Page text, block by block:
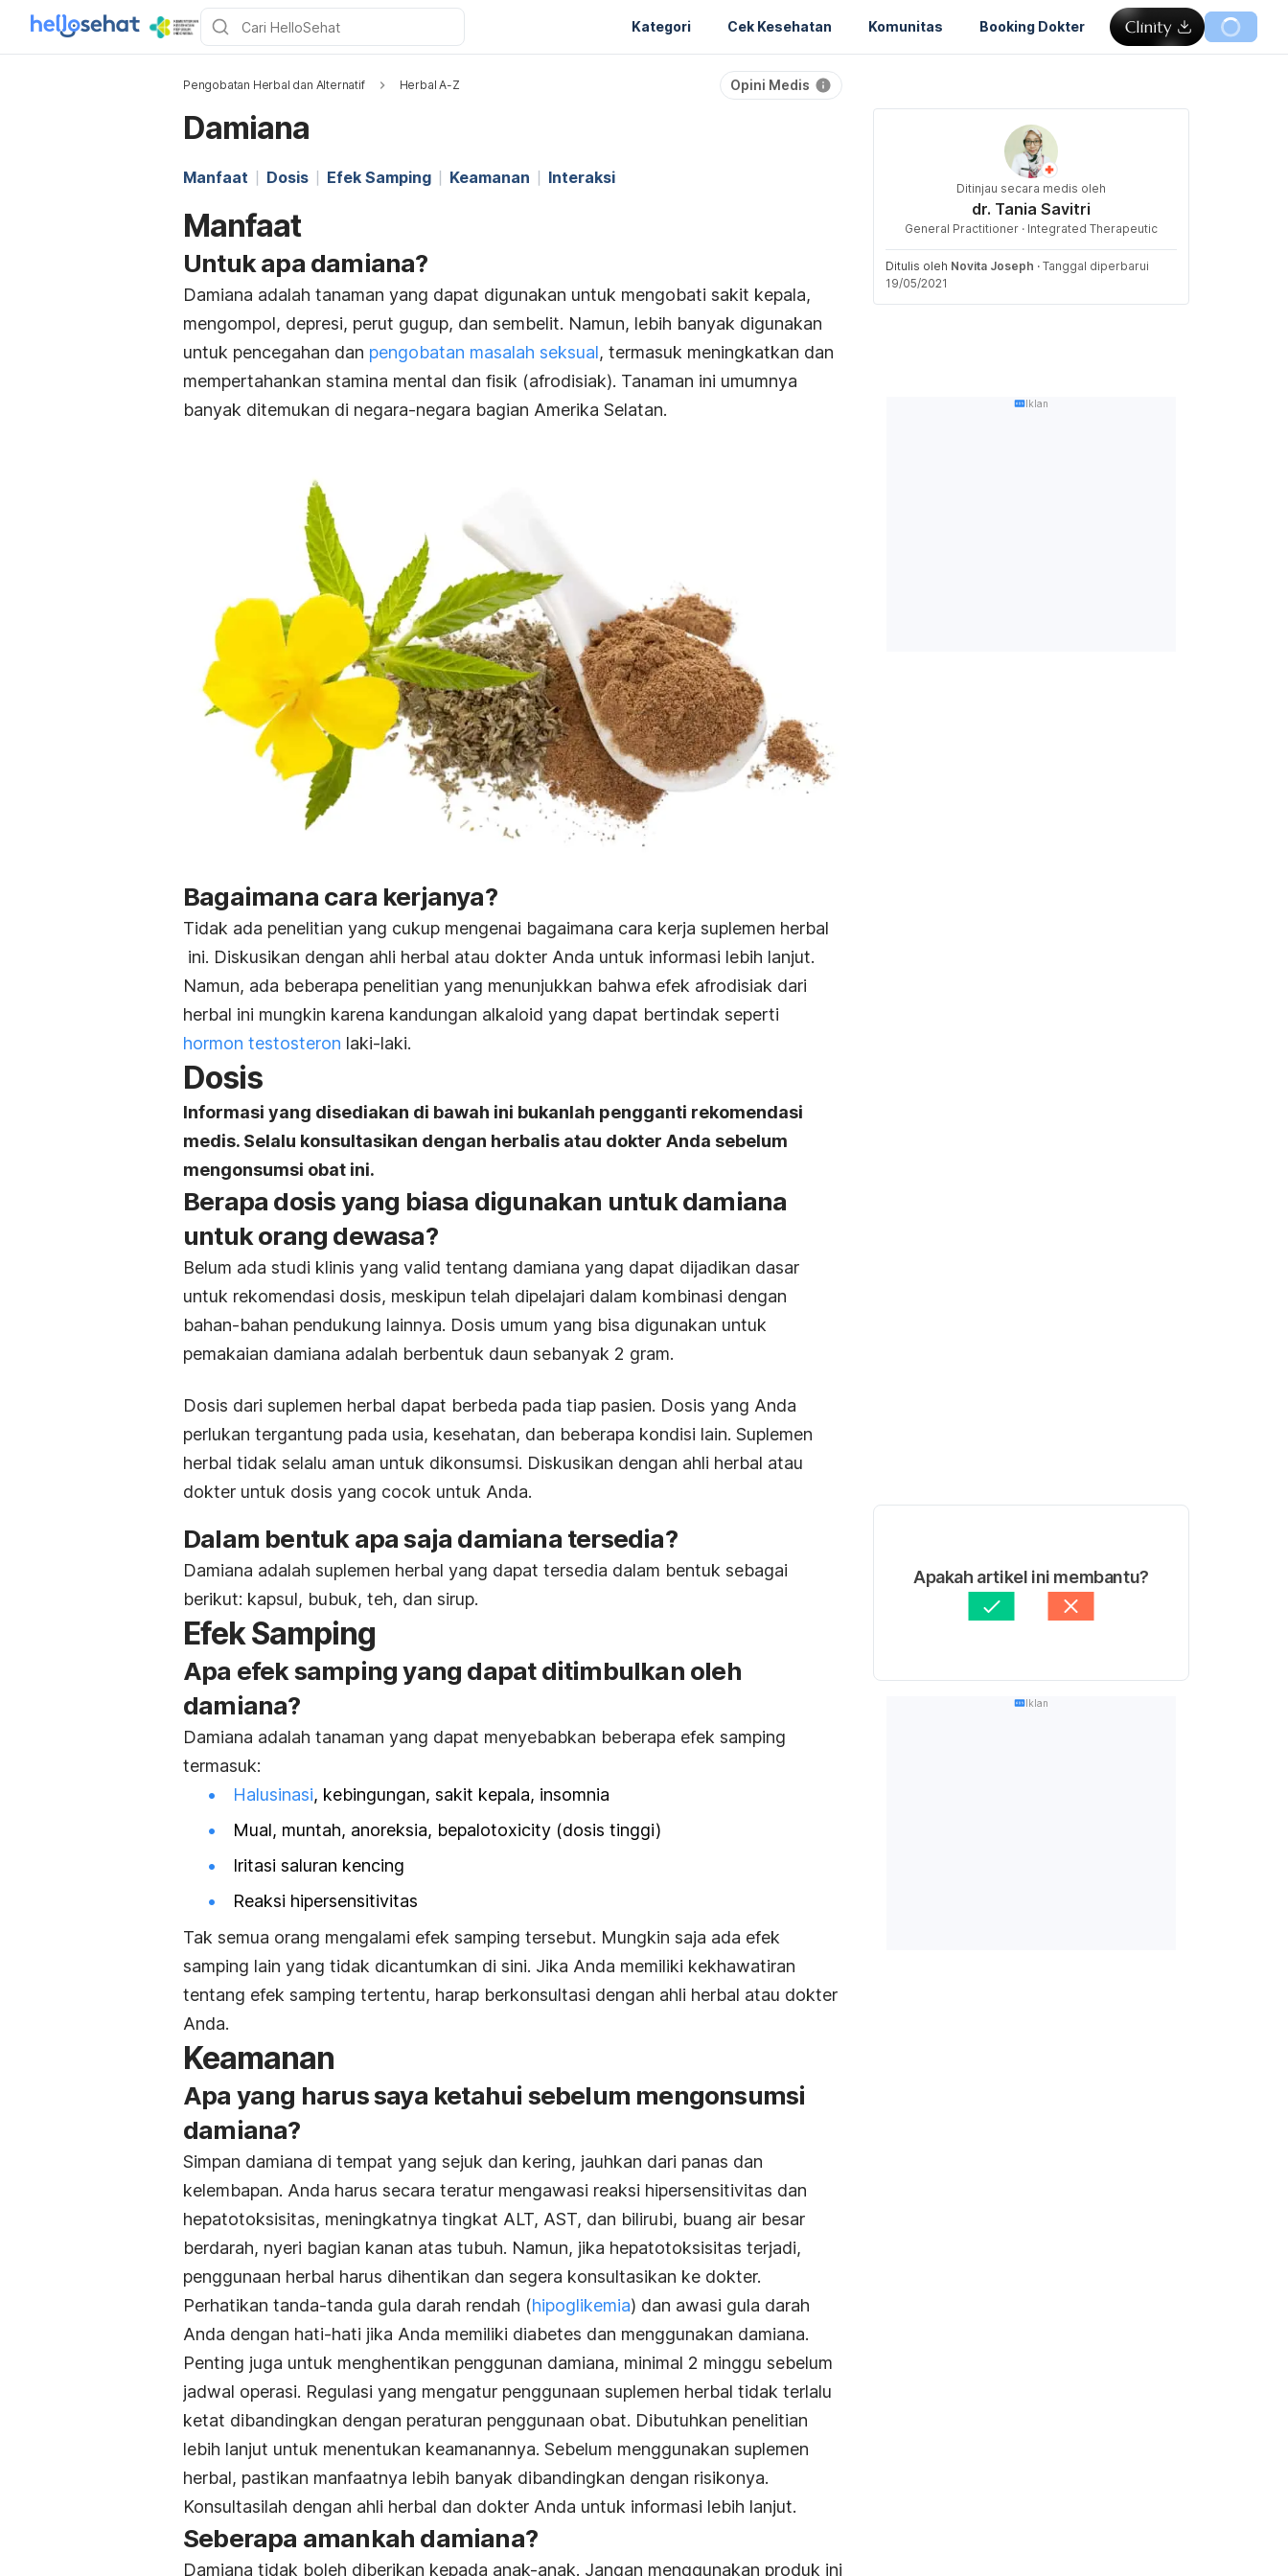
Kategori Cek Kesehatan Komunitas Booking Dokter
Pengobatan Herbal dan Alternatif Herbal A-Z Opini Medis
Damiana
Manfaat Dosis Efek Samping Keamanan Interaksi
Manfaat
Untuk apa damiana?
Damiana adalah tanaman yang dapat digunakan untuk mengobati sakit kepala,
mengompol, depresi, perut gugup, dan sembelit. Namun, lebih banyak digunakan
untuk pencegahan dan pengobatan masalah seksual, termasuk meningkatkan dan
mempertahankan stamina mental dan fisik (afrodisiak). Tanaman ini umumnya
banyak ditemukan di negara-negara bagian Amerika Selatan.
Bagaimana cara kerjanya?
Tidak ada penelitian yang cukup mengenai bagaimana cara kerja suplemen herbal
ini. Diskusikan dengan ahli herbal atau dokter Anda untuk informasi lebih lanjut.
Namun, ada beberapa penelitian yang menunjukkan bahwa efek afrodisiak dari
herbal ini mungkin karena kandungan alkaloid yang dapat bertindak seperti
hormon testosteron laki-laki.
Dosis
Informasi yang disediakan di bawah ini bukanlah pengganti rekomendasi
medis. Selalu konsultasikan dengan herbalis atau dokter Anda sebelum
mengonsumsi obat ini.
Berapa dosis yang biasa digunakan untuk damiana
untuk orang dewasa?
Belum ada studi klinis yang valid tentang damiana yang dapat dijadikan dasar
untuk rekomendasi dosis, meskipun telah dipelajari dalam kombinasi dengan
bahan-bahan pendukung lainnya. Dosis umum yang bisa digunakan untuk
pemakaian damiana adalah berbentuk daun sebanyak 2 gram.
Dosis dari suplemen herbal dapat berbeda pada tiap pasien. Dosis yang Anda
perlukan tergantung pada usia, kesehatan, dan beberapa kondisi lain. Suplemen
herbal tidak selalu aman untuk dikonsumsi. Diskusikan dengan ahli herbal atau
dokter untuk dosis yang cocok untuk Anda.
Dalam bentuk apa saja damiana tersedia?
Damiana adalah suplemen herbal yang dapat tersedia dalam bentuk sebagai
berikut: kapsul, bubuk, teh, dan sirup.
Efek Samping
Apa efek samping yang dapat ditimbulkan oleh
damiana?
Damiana adalah tanaman yang dapat menyebabkan beberapa efek samping
termasuk:
Halusinasi, kebingungan, sakit kepala, insomnia
Mual, muntah, anoreksia, bepalotoxicity (dosis tinggi)
Iritasi saluran kencing
Reaksi hipersensitivitas
Tak semua orang mengalami efek samping tersebut. Mungkin saja ada efek
samping lain yang tidak dicantumkan di sini. Jika Anda memiliki kekhawatiran
tentang efek samping tertentu, harap berkonsultasi dengan ahli herbal atau dokter
Anda.
Keamanan
Apa yang harus saya ketahui sebelum mengonsumsi
damiana?
Simpan damiana di tempat yang sejuk dan kering, jauhkan dari panas dan
kelembapan. Anda harus secara teratur mengawasi reaksi hipersensitivitas dan
hepatotoksisitas, meningkatnya tingkat ALT, AST, dan bilirubi, buang air besar
berdarah, nyeri bagian kanan atas tubuh. Namun, jika hepatotoksisitas terjadi,
penggunaan herbal harus dihentikan dan segera konsultasikan ke dokter.
Perhatikan tanda-tanda gula darah rendah (hipoglikemia) dan awasi gula darah
Anda dengan hati-hati jika Anda memiliki diabetes dan menggunakan damiana.
Penting juga untuk menghentikan penggunan damiana, minimal 2 minggu sebelum
jadwal operasi. Regulasi yang mengatur penggunaan suplemen herbal tidak terlalu
ketat dibandingkan dengan peraturan penggunaan obat. Dibutuhkan penelitian
lebih lanjut untuk menentukan keamanannya. Sebelum menggunakan suplemen
herbal, pastikan manfaatnya lebih banyak dibandingkan dengan risikonya.
Konsultasilah dengan ahli herbal dan dokter Anda untuk informasi lebih lanjut.
Seberapa amankah damiana?
Damiana tidak boleh diberikan kepada anak-anak. Jangan menggunakan produk ini
Ditinjau secara medis oleh
dr. Tania Savitri
General Practitioner · Integrated Therapeutic
Ditulis oleh Novita Joseph · Tanggal diperbarui
19/05/2021
Iklan
Apakah artikel ini membantu?
Iklan